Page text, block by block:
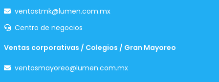
ventastmk@lumen.com.mx
Centro de negocios
Ventas corporativas / Colegios / Gran Mayoreo
ventasmayoreo@lumen.com.mx